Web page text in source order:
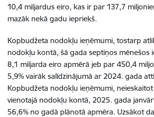
10,4 miljardus eiro, kas ir par 137,7
mazāk nekā gadu iepriekš.
Kopbudžeta nodokļu ieņēmumi, tostarp
nodokļu kontā, šā gada septiņos mēnešos
8,1 miljarda eiro apmērā jeb par 450,4
5,9% vairāk salīdzinājumā ar 2024. gada
Kopbudžeta nodokļu ieņēmumi,
vienotajā nodokļu kontā, 2025. gada
56,6% no gadā plānotā apmēra. Uzsākot